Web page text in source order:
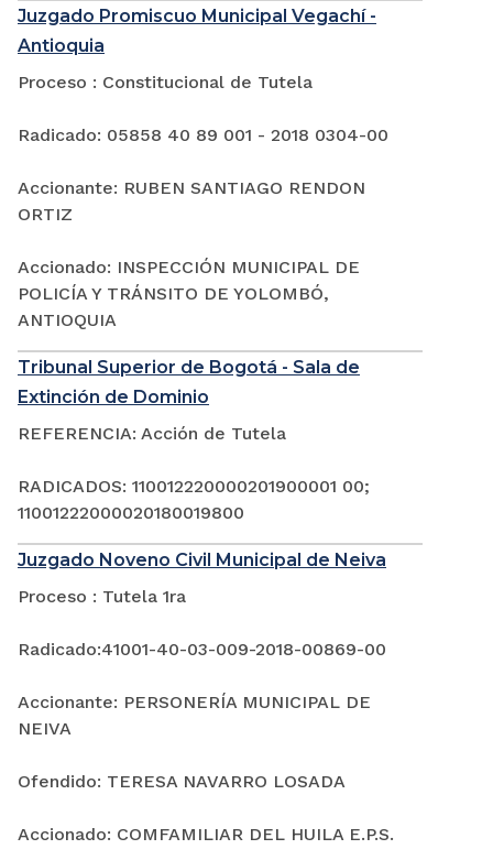
Juzgado Promiscuo Municipal Vegachí -
Antioquia
Proceso : Constitucional de Tutela
Radicado: 05858 40 89 001 - 2018 0304-00
Accionante: RUBEN SANTIAGO RENDON
ORTIZ
Accionado: INSPECCIÓN MUNICIPAL DE
POLICÍA Y TRÁNSITO DE YOLOMBÓ,
ANTIOQUIA
Tribunal Superior de Bogotá - Sala de
Extinción de Dominio
REFERENCIA: Acción de Tutela
RADICADOS: 110012220000201900001 00;
11001222000020180019800
Juzgado Noveno Civil Municipal de Neiva
Proceso : Tutela 1ra
Radicado:41001-40-03-009-2018-00869-00
Accionante: PERSONERÍA MUNICIPAL DE
NEIVA
Ofendido: TERESA NAVARRO LOSADA
Accionado: COMFAMILIAR DEL HUILA E.P.S.